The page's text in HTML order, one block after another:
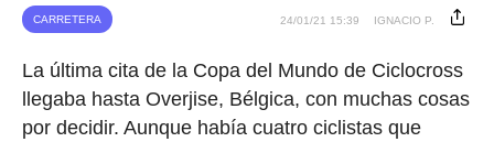
CARRETERA 24/01/21 15:39 IGNACIO P.
La última cita de la Copa del Mundo de Ciclocross
llegaba hasta Overjise, Bélgica, con muchas cosas
por decidir. Aunque había cuatro ciclistas que